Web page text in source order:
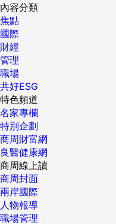
內容分類
焦點
國際
財經
管理
職場
共好ESG
特色頻道
名家專欄
特別企劃
商周財富網
良醫健康網
商周線上讀
商周封面
兩岸國際
人物報導
職場管理